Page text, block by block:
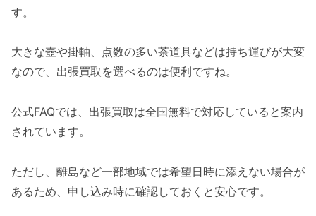
す。
大きな壺や掛軸、点数の多い茶道具などは持ち運びが大変
なので、出張買取を選べるのは便利ですね。
公式FAQでは、出張買取は全国無料で対応していると案内
されています。
ただし、離島など一部地域では希望日時に添えない場合が
あるため、申し込み時に確認しておくと安心です。